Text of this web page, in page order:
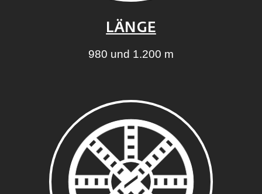
LÄNGE
980 und 1.200 m